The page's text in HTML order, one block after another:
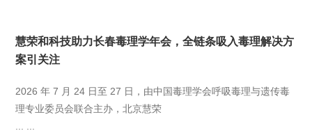
慧荣和科技助力长春毒理学年会，全链条吸入毒理解决方
案引关注
2026 年 7 月 24 日至 27 日，由中国毒理学会呼吸毒理与遗传毒
理专业委员会联合主办，北京慧荣
... ...